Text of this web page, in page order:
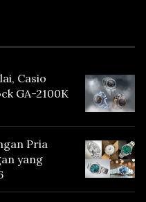
Casio
GA-2100K
Pria
yang